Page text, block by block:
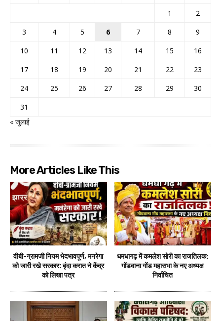
1
2
3
4 5 6 7 8
9
10
11 12 13 14 15
16
17
18 19 20 21 22
23
24
25 26 27 28 29
30
31
« जुलाई
More Articles Like This
वीबी-ग्रामजी नियम भेदभावपूर्ण, मनरेगा
को जारी रखे सरकार: बृंदा करात ने केंद्र
को लिखा पत्र
धमधागढ़ में कमलेश सोरी का राजतिलक:
गोंडवाना गोंड महासभा के नए अध्यक्ष
निर्वाचित